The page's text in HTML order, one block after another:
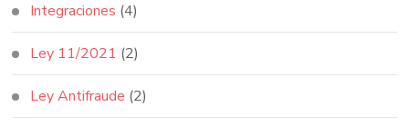
Integraciones (4)
Ley 11/2021 (2)
Ley Antifraude (2)